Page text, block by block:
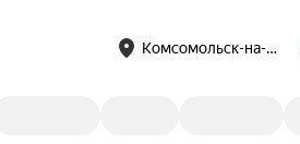
Комсомольск-на-…